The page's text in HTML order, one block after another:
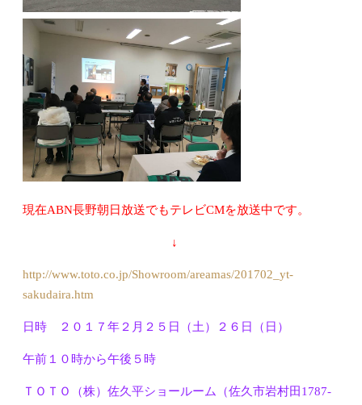
現在ABN長野朝日放送でもテレビCMを放送中です。
↓
http://www.toto.co.jp/Showroom/areamas/201702_yt-
sakudaira.htm
日時 ２０１７年２月２５日（土）２６日（日）
午前１０時から午後５時
ＴＯＴＯ（株）佐久平ショールーム（佐久市岩村田1787-